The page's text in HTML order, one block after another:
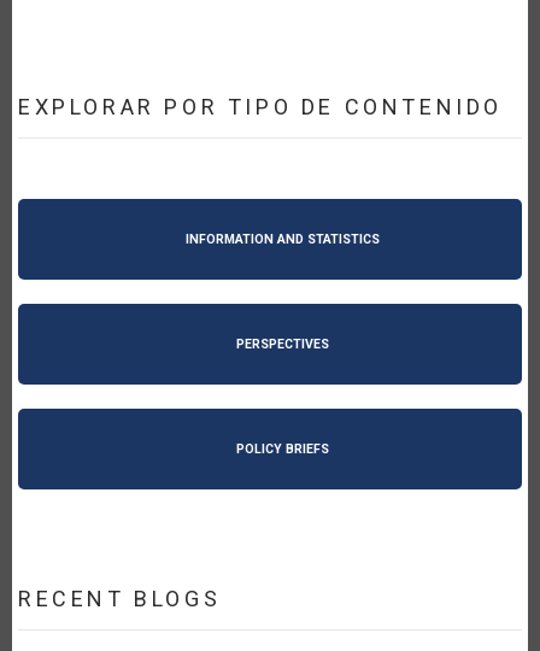
EXPLORAR POR TIPO DE CONTENIDO
INFORMATION AND STATISTICS
PERSPECTIVES
POLICY BRIEFS
RECENT BLOGS